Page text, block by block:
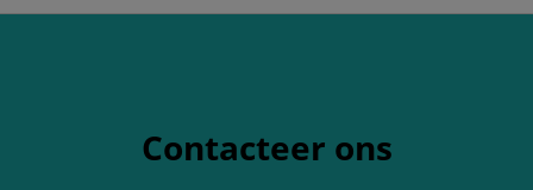
Contacteer ons